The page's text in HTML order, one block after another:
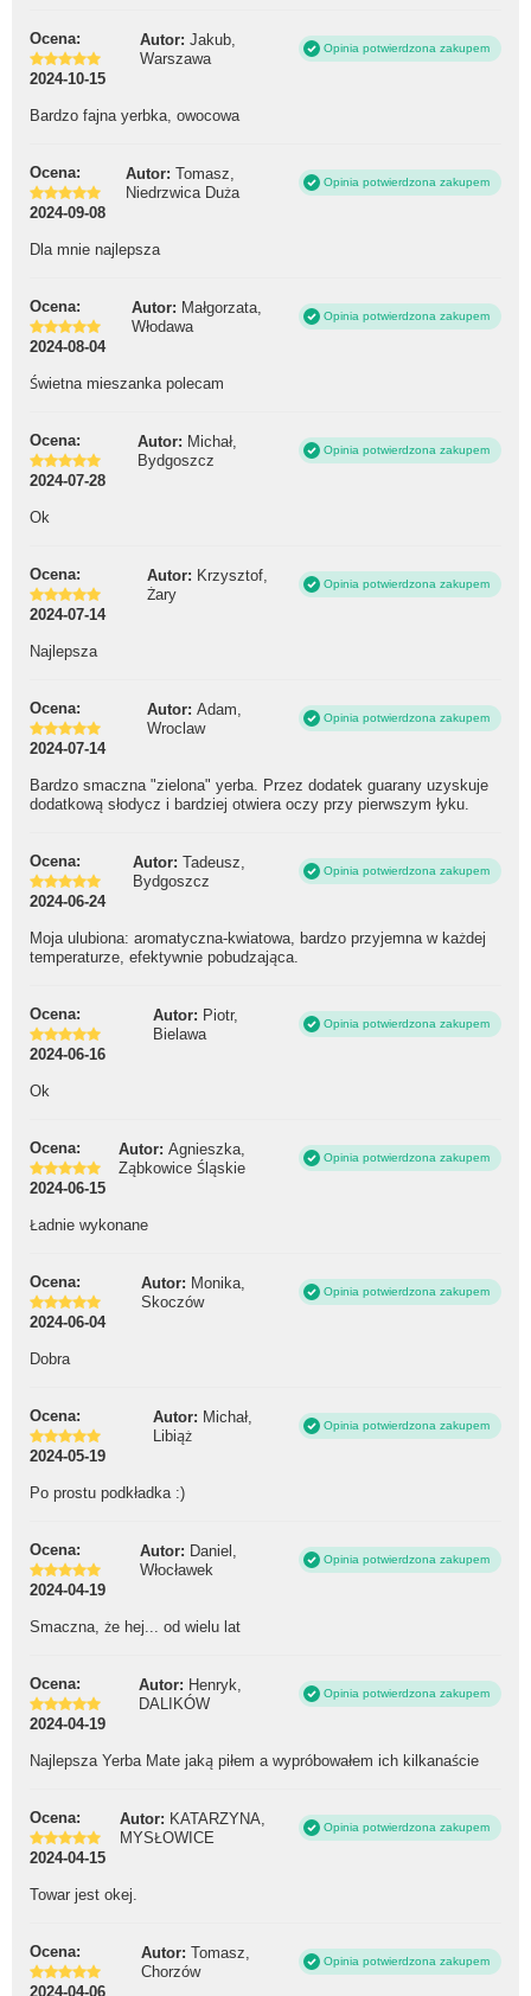
Ocena: Autor: Jakub,
Warszawa
Opinia potwierdzona zakupem
2024-10-15
Bardzo fajna yerbka, owocowa
Ocena: Autor: Tomasz,
Niedrzwica Duża
Opinia potwierdzona zakupem
2024-09-08
Dla mnie najlepsza
Ocena: Autor: Małgorzata,
Włodawa
Opinia potwierdzona zakupem
2024-08-04
Świetna mieszanka polecam
Ocena: Autor: Michał,
Bydgoszcz
Opinia potwierdzona zakupem
2024-07-28
Ok
Ocena: Autor: Krzysztof,
Żary
Opinia potwierdzona zakupem
2024-07-14
Najlepsza
Ocena: Autor: Adam,
Wroclaw
Opinia potwierdzona zakupem
2024-07-14
Bardzo smaczna "zielona" yerba. Przez dodatek guarany uzyskuje
dodatkową słodycz i bardziej otwiera oczy przy pierwszym łyku.
Ocena: Autor: Tadeusz,
Bydgoszcz
Opinia potwierdzona zakupem
2024-06-24
Moja ulubiona: aromatyczna-kwiatowa, bardzo przyjemna w każdej
temperaturze, efektywnie pobudzająca.
Ocena: Autor: Piotr,
Bielawa
Opinia potwierdzona zakupem
2024-06-16
Ok
Ocena: Autor: Agnieszka,
Ząbkowice Śląskie
Opinia potwierdzona zakupem
2024-06-15
Ładnie wykonane
Ocena: Autor: Monika,
Skoczów
Opinia potwierdzona zakupem
2024-06-04
Dobra
Ocena: Autor: Michał,
Libiąż
Opinia potwierdzona zakupem
2024-05-19
Po prostu podkładka :)
Ocena: Autor: Daniel,
Włocławek
Opinia potwierdzona zakupem
2024-04-19
Smaczna, że hej... od wielu lat
Ocena: Autor: Henryk,
DALIKÓW
Opinia potwierdzona zakupem
2024-04-19
Najlepsza Yerba Mate jaką piłem a wypróbowałem ich kilkanaście
Ocena: Autor: KATARZYNA,
MYSŁOWICE
Opinia potwierdzona zakupem
2024-04-15
Towar jest okej.
Ocena: Autor: Tomasz,
Chorzów
Opinia potwierdzona zakupem
2024-04-06